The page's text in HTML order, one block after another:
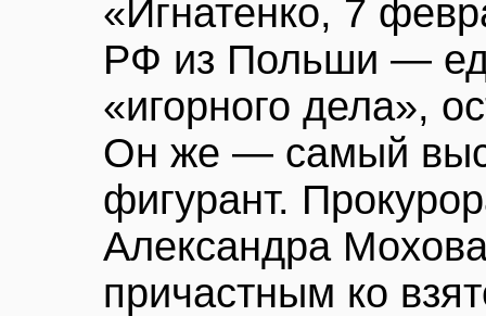
«Игнатенко, 7
РФ из Польши —
«игорного дела»,
Он же — самый
фигурант.
Александра
причастным ко